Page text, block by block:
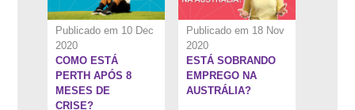
Publicado em 10 Dec
2020
COMO ESTÁ
PERTH APÓS 8
MESES DE
CRISE?
Publicado em 18 Nov
2020
ESTÁ SOBRANDO
EMPREGO NA
AUSTRÁLIA?
26:15''